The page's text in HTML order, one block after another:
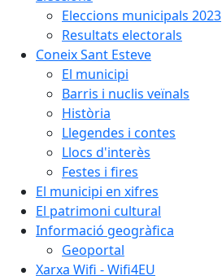
Eleccions municipals 2023
Resultats electorals
Coneix Sant Esteve
El municipi
Barris i nuclis veïnals
Història
Llegendes i contes
Llocs d'interès
Festes i fires
El municipi en xifres
El patrimoni cultural
Informació geogràfica
Geoportal
Xarxa Wifi - Wifi4EU